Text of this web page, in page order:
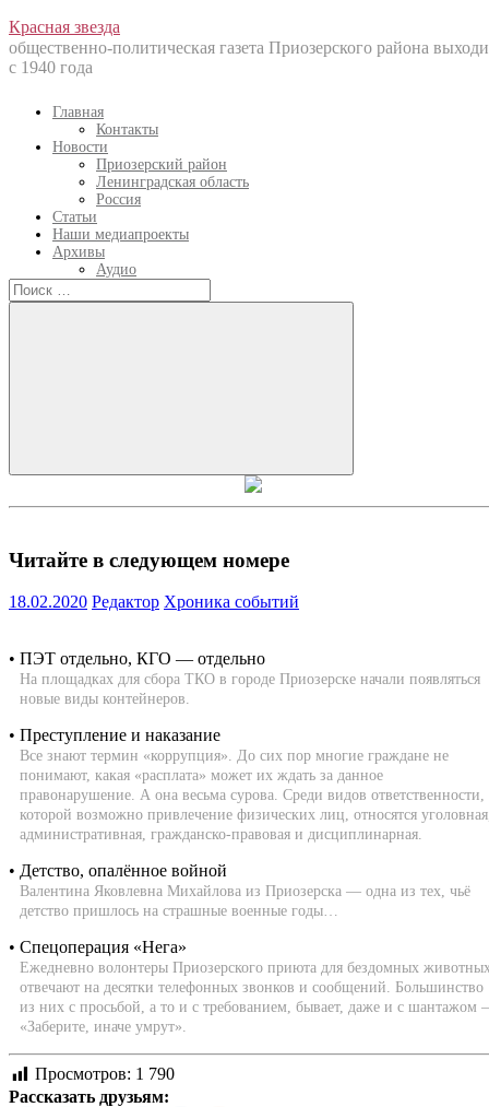
Перейти
к
содержанию
Красная звезда
общественно-политическая газета Приозерского района
с 1940 года
Главная
Контакты
Новости
Приозерский район
Ленинградская область
Россия
Статьи
Наши медиапроекты
Архивы
Аудио
Искать:
Искать
Читайте в следующем номере
18.02.2020 Редактор Хроника событий
• ПЭТ отдельно, КГО — отдельно
На площадках для сбора ТКО в городе Приозерске начали появляться
новые виды контейнеров.
• Преступление и наказание
Все знают термин «коррупция». До сих пор многие граждане не
понимают, какая «расплата» может их ждать за данное
правонарушение. А она весьма сурова. Среди видов ответственности,
которой возможно привлечение физических лиц, относятся
административная, гражданско-правовая и дисциплинарная.
• Детство, опалённое войной
Валентина Яковлевна Михайлова из Приозерска — одна из тех, чьё
детство пришлось на страшные военные годы…
• Спецоперация «Нега»
Ежедневно волонтеры Приозерского приюта для бездомных
отвечают на десятки телефонных звонков и сообщений. Большинство
из них с просьбой, а то и с требованием, бывает, даже и с шантажом
«Заберите, иначе умрут».
Просмотров: 1 790
Рассказать друзьям: